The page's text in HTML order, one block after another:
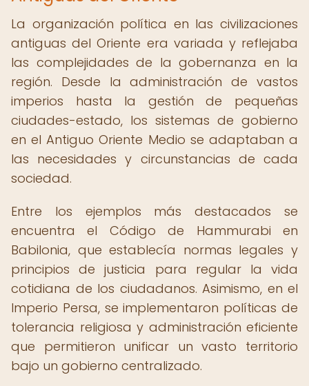
La organización política en las civilizaciones
antiguas del Oriente era variada y reflejaba
las complejidades de la gobernanza en la
región. Desde la administración de vastos
imperios hasta la gestión de pequeñas
ciudades-estado, los sistemas de gobierno
en el Antiguo Oriente Medio se adaptaban a
las necesidades y circunstancias de cada
sociedad.
Entre los ejemplos más destacados se
encuentra el Código de Hammurabi en
Babilonia, que establecía normas legales y
principios de justicia para regular la vida
cotidiana de los ciudadanos. Asimismo, en el
Imperio Persa, se implementaron políticas de
tolerancia religiosa y administración eficiente
que permitieron unificar un vasto territorio
bajo un gobierno centralizado.